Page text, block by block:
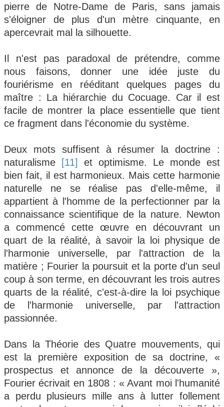
pierre de Notre-Dame de Paris, sans jamais
s'éloigner de plus d'un mètre cinquante, en
apercevrait mal la silhouette.
Il n'est pas paradoxal de prétendre, comme
nous faisons, donner une idée juste du
fouriérisme en rééditant quelques pages du
maître : La hiérarchie du Cocuage. Car il est
facile de montrer la place essentielle que tient
ce fragment dans l'économie du système.
Deux mots suffisent à résumer la doctrine :
naturalisme
[11]
et optimisme. Le monde est
bien fait, il est harmonieux. Mais cette harmonie
naturelle ne se réalise pas d'elle-même, il
appartient à l'homme de la perfectionner par la
connaissance scientifique de la nature. Newton
a commencé cette œuvre en découvrant un
quart de la réalité, à savoir la loi physique de
l'harmonie universelle, par l'attraction de la
matière ; Fourier la poursuit et la porte d'un seul
coup à son terme, en découvrant les trois autres
quarts de la réalité, c'est-à-dire la loi psychique
de l'harmonie universelle, par l'attraction
passionnée.
Dans la Théorie des Quatre mouvements, qui
est la première exposition de sa doctrine, «
prospectus et annonce de la découverte »,
Fourier écrivait en 1808 : « Avant moi l'humanité
a perdu plusieurs mille ans à lutter follement